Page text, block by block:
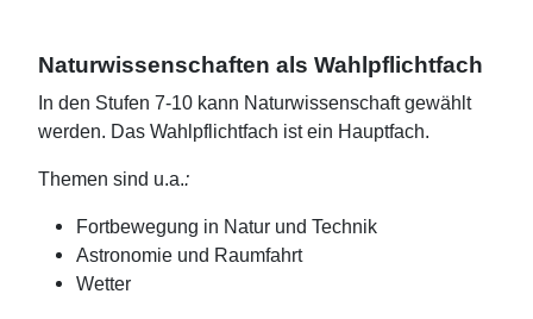
Naturwissenschaften als Wahlpflichtfach
In den Stufen 7-10 kann Naturwissenschaft gewählt
werden. Das Wahlpflichtfach ist ein Hauptfach.
Themen sind u.a.:
Fortbewegung in Natur und Technik
Astronomie und Raumfahrt
Wetter